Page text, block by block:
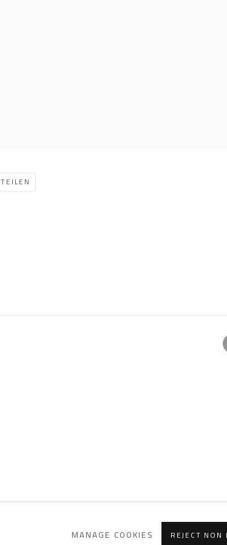
TEILEN
MANAGE COOKIES REJECT NON